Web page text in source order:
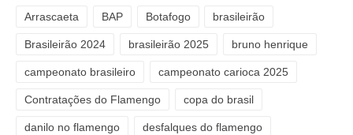
Arrascaeta BAP Botafogo brasileirão
Brasileirão 2024 brasileirão 2025 bruno henrique
campeonato brasileiro campeonato carioca 2025
Contratações do Flamengo copa do brasil
danilo no flamengo desfalques do flamengo